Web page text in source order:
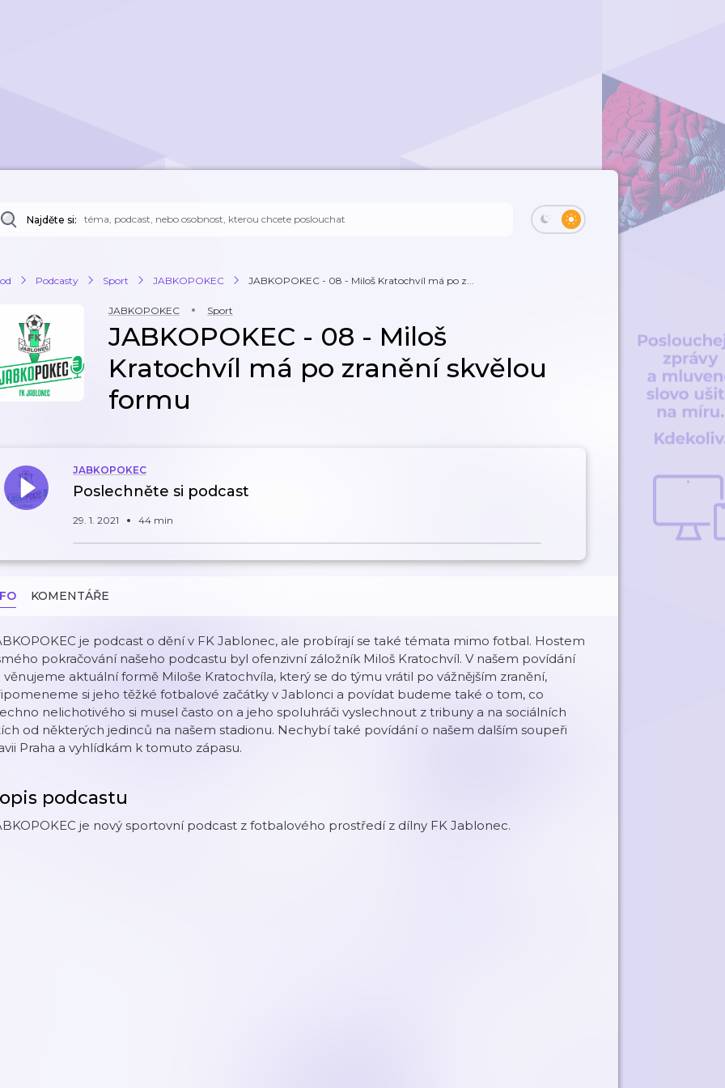
Najděte si:
Podcasty Sport JABKOPOKEC JABKOPOKEC - 08 - Miloš Kratochvíl má po z...
JABKOPOKEC Sport
JABKOPOKEC - 08 - Miloš
Kratochvíl má po zranění skvělou
formu
JABKOPOKEC
Poslechněte si podcast
29. 1. 2021 44 min
KOMENTÁŘE
je podcast o dění v FK Jablonec, ale probírají se také témata mimo fotbal. Hostem
pokračování našeho podcastu byl ofenzivní záložník Miloš Kratochvíl. V našem povídání
věnujeme aktuální formě Miloše Kratochvíla, který se do týmu vrátil po vážnějším zranění,
si jeho těžké fotbalové začátky v Jablonci a povídat budeme také o tom, co
nelichotivého si musel často on a jeho spoluhráči vyslechnout z tribuny a na sociálních
od některých jedinců na našem stadionu. Nechybí také povídání o našem dalším soupeři
Praha a vyhlídkám k tomuto zápasu.
podcastu
je nový sportovní podcast z fotbalového prostředí z dílny FK Jablonec.